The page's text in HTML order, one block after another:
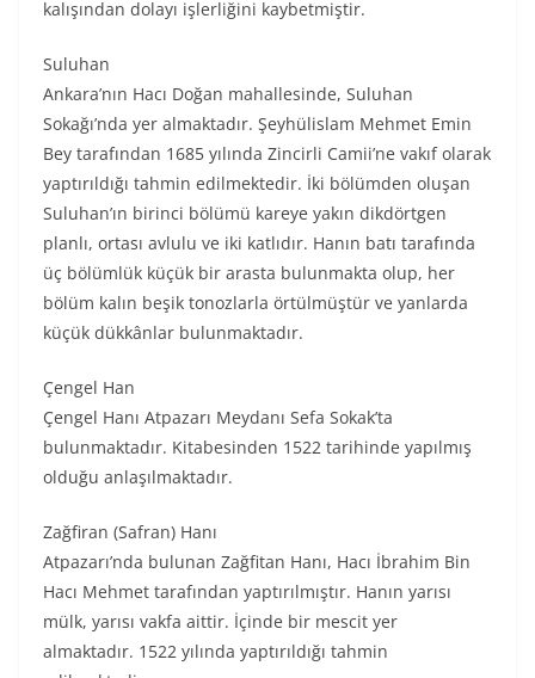
kalışından dolayı işlerliğini kaybetmiştir.
Suluhan
Ankara’nın Hacı Doğan mahallesinde, Suluhan
Sokağı’nda yer almaktadır. Şeyhülislam Mehmet Emin
Bey tarafından 1685 yılında Zincirli Camii’ne vakıf olarak
yaptırıldığı tahmin edilmektedir. İki bölümden oluşan
Suluhan’ın birinci bölümü kareye yakın dikdörtgen
planlı, ortası avlulu ve iki katlıdır. Hanın batı tarafında
üç bölümlük küçük bir arasta bulunmakta olup, her
bölüm kalın beşik tonozlarla örtülmüştür ve yanlarda
küçük dükkânlar bulunmaktadır.
Çengel Han
Çengel Hanı Atpazarı Meydanı Sefa Sokak’ta
bulunmaktadır. Kitabesinden 1522 tarihinde yapılmış
olduğu anlaşılmaktadır.
Zağfiran (Safran) Hanı
Atpazarı’nda bulunan Zağfitan Hanı, Hacı İbrahim Bin
Hacı Mehmet tarafından yaptırılmıştır. Hanın yarısı
mülk, yarısı vakfa aittir. İçinde bir mescit yer
almaktadır. 1522 yılında yaptırıldığı tahmin